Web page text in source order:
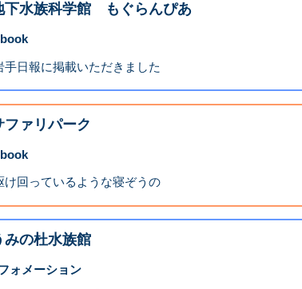
下水族科学館 もぐらんぴあ
手日報に掲載いただきました
ファリパーク
け回っているような寝ぞうの
みの杜水族館
ォメーション